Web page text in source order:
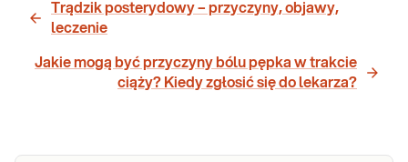
Trądzik posterydowy – przyczyny, objawy,
leczenie
Jakie mogą być przyczyny bólu pępka w trakcie
ciąży? Kiedy zgłosić się do lekarza?